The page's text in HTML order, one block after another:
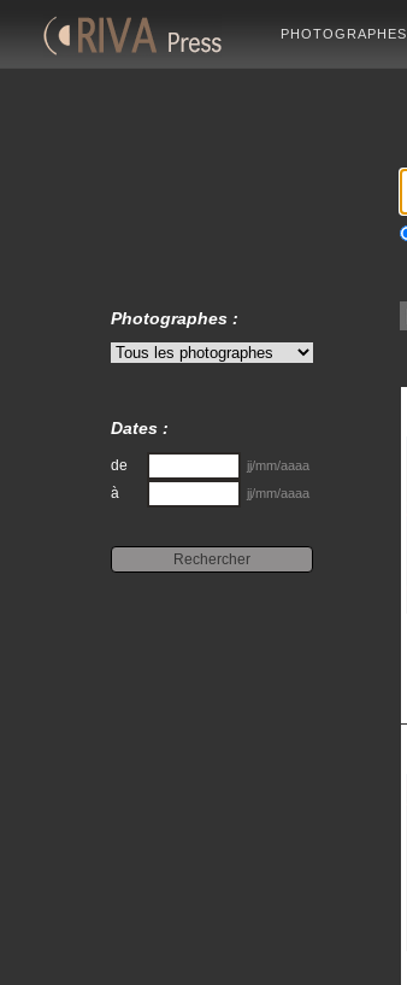
PHOTOGRAPHES
Photographes :
Dates :
de jj/mm/aaaa
à jj/mm/aaaa